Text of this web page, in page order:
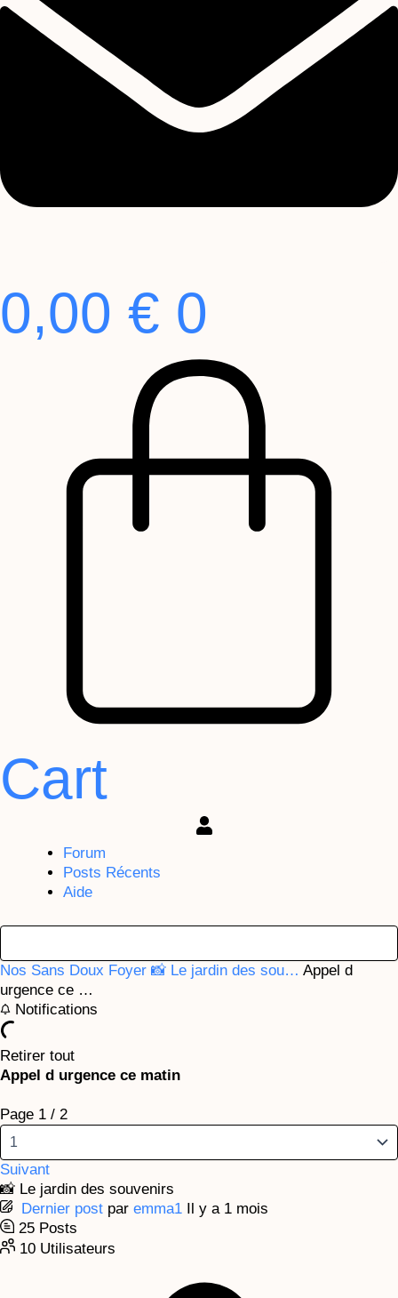
0,00 € 0
Cart
Forum
Posts Récents
Aide
Nos Sans Doux Foyer 📸 Le jardin des sou… Appel d
urgence ce …
Notifications
Retirer tout
Appel d urgence ce matin
Page 1 / 2
Suivant
📸 Le jardin des souvenirs
Dernier post par emma1 Il y a 1 mois
25 Posts
10 Utilisateurs